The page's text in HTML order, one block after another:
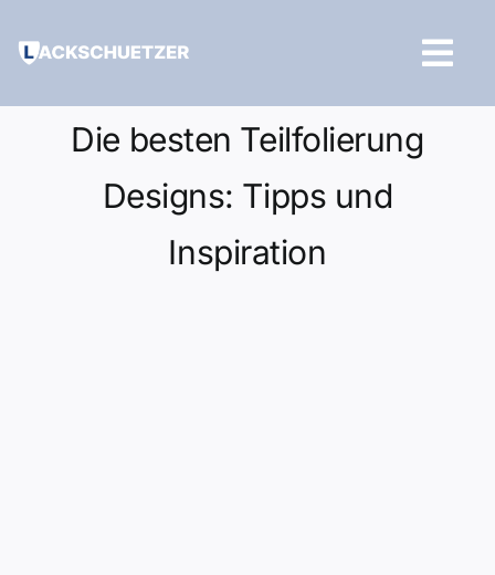
Inhalt
Die besten Teilfolierung
Designs: Tipps und
Inspiration